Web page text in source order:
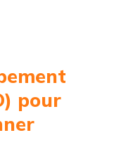
pour